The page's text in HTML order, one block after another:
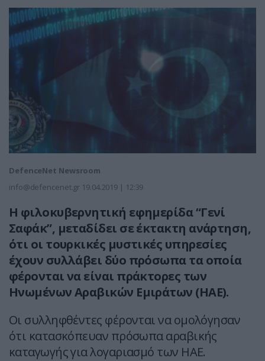
DefenceNet Newsroom
info@defencenet.gr 19.04.2019 | 12:39
Η φιλοκυβερνητική εφημερίδα “Γενί
Σαφάκ”, μεταδίδει σε έκτακτη ανάρτηση,
ότι οι τουρκικές μυστικές υπηρεσίες
έχουν συλλάβει δύο πρόσωπα τα οποία
φέρονται να είναι πράκτορες των
Ηνωμένων Αραβικών Εμιράτων (ΗΑΕ).
Οι συλληφθέντες φέρονται να ομολόγησαν
ότι κατασκόπευαν πρόσωπα αραβικής
καταγωγής για λογαριασμό των ΗΑΕ.